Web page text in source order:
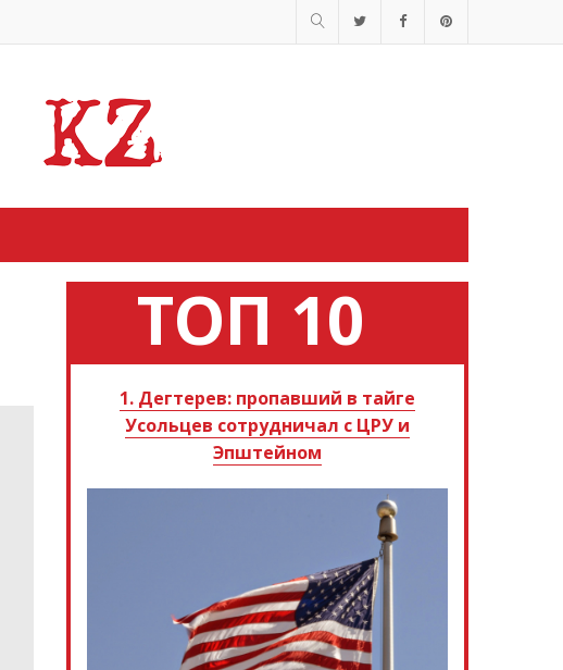
ТОП 10
1. Дегтерев: пропавший в тайге
Усольцев сотрудничал с ЦРУ и
Эпштейном